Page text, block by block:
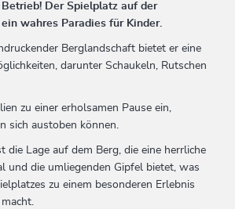
Betrieb! Der Spielplatz auf der
wahres Paradies für Kinder.
Berglandschaft bietet er eine
darunter Schaukeln, Rutschen
zu einer erholsamen Pause ein,
sich austoben können.
die Lage auf dem Berg, die eine herrliche
und die umliegenden Gipfel bietet, was
zu einem besonderen Erlebnis